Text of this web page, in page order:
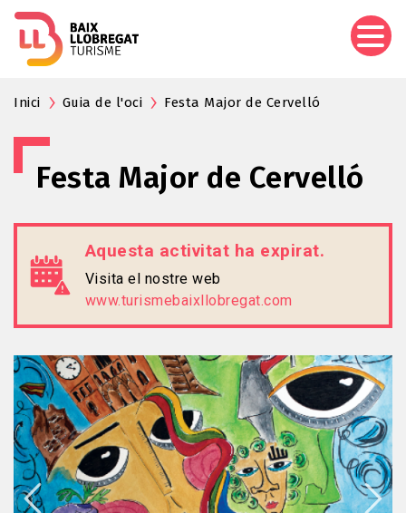
Inici Guia de l'oci Festa Major de Cervelló
Festa Major de Cervelló
Aquesta activitat ha expirat.
Visita el nostre web
www.turismebaixllobregat.com